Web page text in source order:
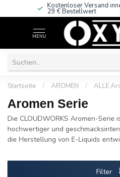
Kostenloser Versand
29 € Bestellwert
MENU
Startseite / AROMEN / ALLE
Aromen Serie
Die CLOUDWORKS Aromen-Serie
hochwertiger und
die Herstellung von E-Liquids
Filter